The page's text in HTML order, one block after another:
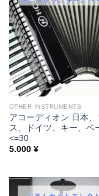
OTHER INSTRUMENTS
アコーディオン 日本、
ス、ドイツ、キー、ベ
<=30
5.000 ¥